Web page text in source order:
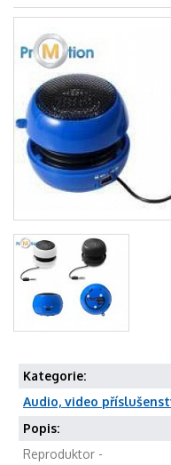
Kategorie:
Audio, video
Popis:
Reproduktor -